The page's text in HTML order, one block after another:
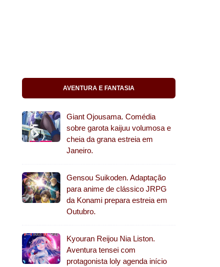
AVENTURA E FANTASIA
Giant Ojousama. Comédia
sobre garota kaijuu volumosa e
cheia da grana estreia em
Janeiro.
Gensou Suikoden. Adaptação
para anime de clássico JRPG
da Konami prepara estreia em
Outubro.
Kyouran Reijou Nia Liston.
Aventura tensei com
protagonista loly agenda início